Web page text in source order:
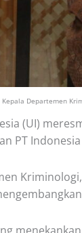
Departemen
(UI)
PT